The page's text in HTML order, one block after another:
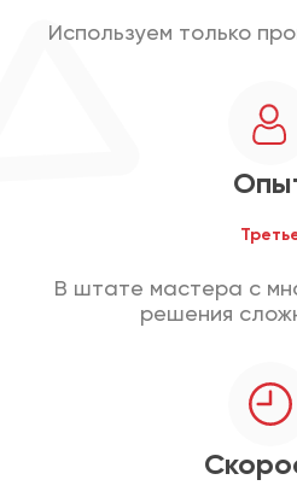
Используем только
В штате мастера с
решения